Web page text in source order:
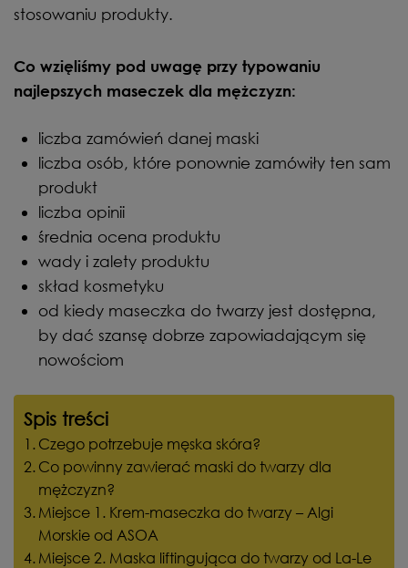
stosowaniu produkty.
Co wzięliśmy pod uwagę przy typowaniu
najlepszych maseczek dla mężczyzn:
liczba zamówień danej maski
liczba osób, które ponownie zamówiły ten sam
produkt
liczba opinii
średnia ocena produktu
wady i zalety produktu
skład kosmetyku
od kiedy maseczka do twarzy jest dostępna,
by dać szansę dobrze zapowiadającym się
nowościom
Spis treści
Czego potrzebuje męska skóra?
Co powinny zawierać maski do twarzy dla
mężczyzn?
Miejsce 1. Krem-maseczka do twarzy – Algi
Morskie od ASOA
Miejsce 2. Maska liftingująca do twarzy od La-Le